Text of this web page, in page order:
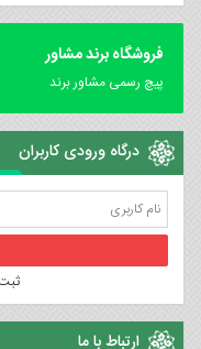
فروشگاه برند مشاور
پیچ رسمی مشاور برند
درگاه ورودی کاربران
ارتباط با ما